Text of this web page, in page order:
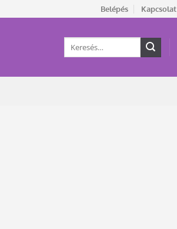
Belépés Kapcsolat
Keresés